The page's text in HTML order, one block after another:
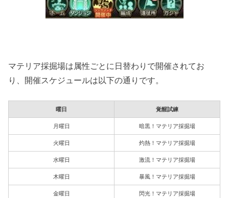
マテリア採掘場は属性ごとに日替わりで開催されてお
り、開催スケジュールは以下の通りです。
曜日 覚醒試練
月曜日 暗黒！マテリア採掘場
火曜日 灼熱！マテリア採掘場
水曜日 激流！マテリア採掘場
木曜日 暴風！マテリア採掘場
金曜日 閃光！マテリア採掘場